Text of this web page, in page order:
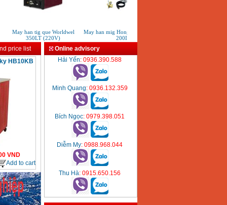
May han tig que Worldwel
350LT (220V)
May han mig Hong ky HK MIG
200I
price list
HB10KB
VND
Add to cart
Online advisory
Hải Yến: 0936.390.588
Minh Quang: 0936.132.359
Bích Ngọc: 0979.398.051
Diễm My: 0988.968.044
Thu Hà: 0915.650.156